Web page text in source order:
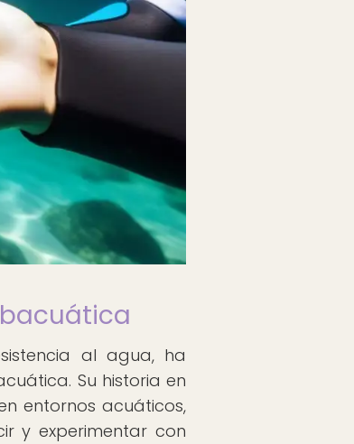
al agua, ha
Su historia en
entornos acuáticos,
y experimentar con